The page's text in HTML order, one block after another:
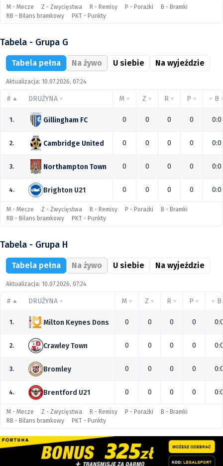
M - Mecze Z - Zwycięstwa R - Remisy P - Porażki
B - Bramki
RB - Bilans bramkowy
PKT - Punkty
Tabela - Grupa G
Tabela pełna Na żywo U siebie Na wyjeździe
Aktualizacja: 10.07.2026, 07:24
# DRUŻYNA M Z R P B
1. Gillingham FC 0 0 0 0 0:0
2. Cambridge United 0 0 0 0 0:0
3. Northampton Town 0 0 0 0 0:0
4. Brighton U21 0 0 0 0 0:0
M - Mecze Z - Zwycięstwa R - Remisy P - Porażki
B - Bramki
RB - Bilans bramkowy
PKT - Punkty
Tabela - Grupa H
Tabela pełna Na żywo U siebie Na wyjeździe
Aktualizacja: 10.07.2026, 07:24
# DRUŻYNA M Z R P B
1. Milton Keynes Dons 0 0 0 0
2. Crawley Town 0 0 0 0
3. Bromley 0 0 0 0
4. Brentford U21 0 0 0 0
M - Mecze Z - Zwycięstwa R - Remisy P - Porażki
B - Bramki
RB - Bilans bramkowy
PKT - Punkty